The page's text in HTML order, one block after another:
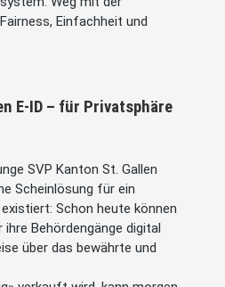
Einfachheit und
E-ID – für Privatsphäre
SVP Kanton St. Gallen
Scheinlösung für ein
Schon heute können
ihre Behördengänge digital
über das bewährte und